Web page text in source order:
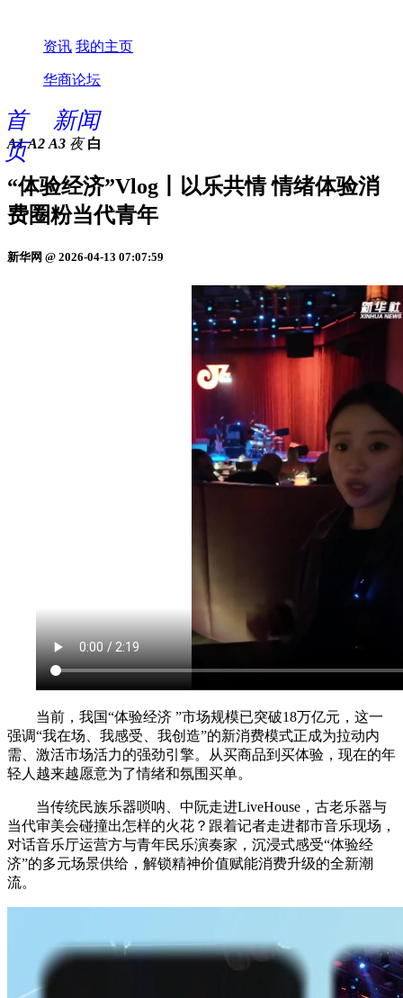
资讯 我的主页
华商论坛
首
页
新闻
A1 A2 A3 夜 白
“体验经济”Vlog丨以乐共情 情绪体验消
费圈粉当代青年
新华网 @ 2026-04-13 07:07:59
当前，我国“体验经济 ”市场规模已突破18万亿元，这一
强调“我在场、我感受、我创造”的新消费模式正成为拉动内
需、激活市场活力的强劲引擎。从买商品到买体验，现在的年
轻人越来越愿意为了情绪和氛围买单。
当传统民族乐器唢呐、中阮走进LiveHouse，古老乐器与
当代审美会碰撞出怎样的火花？跟着记者走进都市音乐现场，
对话音乐厅运营方与青年民乐演奏家，沉浸式感受“体验经
济”的多元场景供给，解锁精神价值赋能消费升级的全新潮
流。